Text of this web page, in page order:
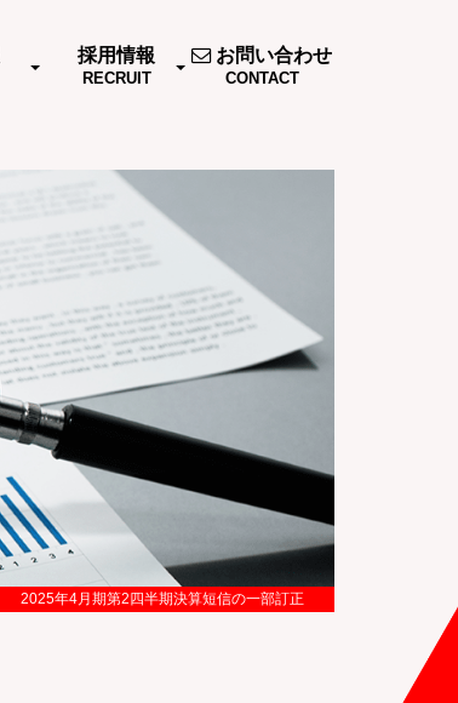
採用情報
RECRUIT
お問い合わせ
CONTACT
2025年4月期第2四半期決算短信の一部訂正